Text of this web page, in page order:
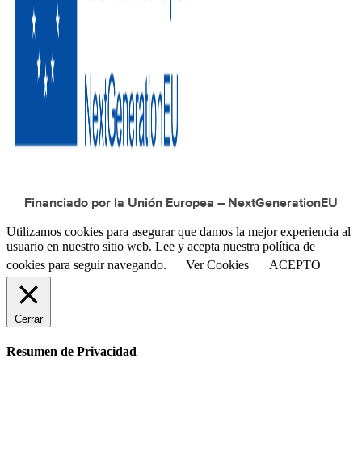
Financiado por la Unión Europea – NextGenerationEU
Utilizamos cookies para asegurar que damos la mejor experiencia al
usuario en nuestro sitio web. Lee y acepta nuestra política de
cookies para seguir navegando.
Ver Cookies ACEPTO
Cerrar
Resumen de Privacidad